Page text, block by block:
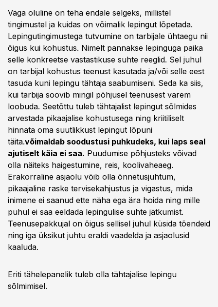
Väga oluline on teha endale selgeks, millistel
tingimustel ja kuidas on võimalik lepingut lõpetada.
Lepingutingimustega tutvumine on tarbijale ühtaegu nii
õigus kui kohustus. Nimelt pannakse lepinguga paika
selle konkreetse vastastikuse suhte reeglid. Sel juhul
on tarbijal kohustus teenust kasutada ja/või selle eest
tasuda kuni lepingu tähtaja saabumiseni. Seda ka siis,
kui tarbija soovib mingil põhjusel teenusest varem
loobuda. Seetõttu tuleb tähtajalist lepingut sõlmides
arvestada pikaajalise kohustusega ning kriitiliselt
hinnata oma suutlikkust lepingut lõpuni
täita.võimaldab soodustusi puhkudeks, kui laps seal
ajutiselt käia ei saa. Puudumise põhjusteks võivad
olla näiteks haigestumine, reis, koolivaheaeg.
Erakorraline asjaolu võib olla õnnetusjuhtum,
pikaajaline raske tervisekahjustus ja vigastus, mida
inimene ei saanud ette näha ega ära hoida ning mille
puhul ei saa eeldada lepingulise suhte jätkumist.
Teenusepakkujal on õigus sellisel juhul küsida tõendeid
ning iga üksikut juhtu eraldi vaadelda ja asjaolusid
kaaluda.
Eriti tähelepanelik tuleb olla tähtajalise lepingu
sõlmimisel.